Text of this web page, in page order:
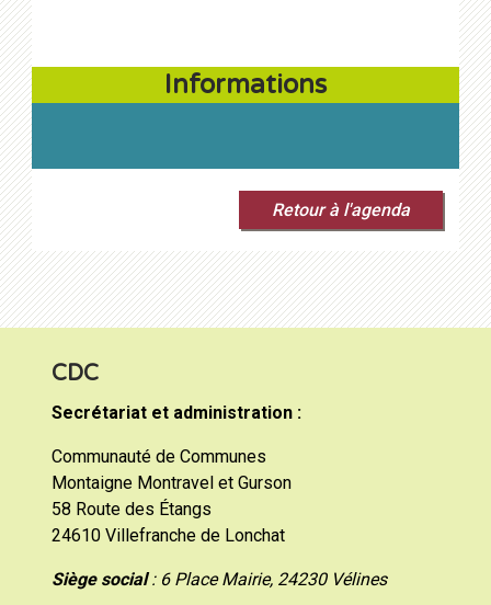
Informations
Retour à l'agenda
CDC
Secrétariat et administration :
Communauté de Communes
Montaigne Montravel et Gurson
58 Route des Étangs
24610 Villefranche de Lonchat
Siège social: 6 Place Mairie, 24230 Vélines